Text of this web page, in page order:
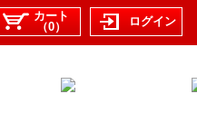
カート
（0）
ログイン